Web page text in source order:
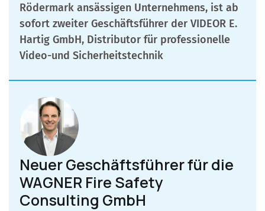
Rödermark ansässigen Unternehmens, ist ab
sofort zweiter Geschäftsführer der VIDEOR E.
Hartig GmbH, Distributor für professionelle
Video-und Sicherheitstechnik
Neuer Geschäftsführer für die
WAGNER Fire Safety
Consulting GmbH